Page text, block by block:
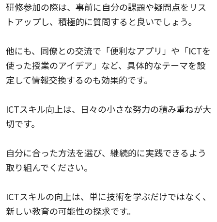
研修参加の際は、事前に自分の課題や疑問点をリス
トアップし、積極的に質問すると良いでしょう。
他にも、同僚との交流で「便利なアプリ」や「ICTを
使った授業のアイデア」など、具体的なテーマを設
定して情報交換するのも効果的です。
ICTスキル向上は、日々の小さな努力の積み重ねが大
切です。
自分に合った方法を選び、継続的に実践できるよう
取り組んでください。
ICTスキルの向上は、単に技術を学ぶだけではなく、
新しい教育の可能性の探求です。